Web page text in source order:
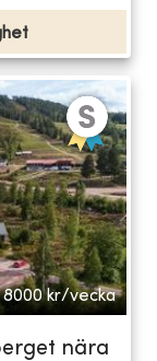
kr/vecka
nära